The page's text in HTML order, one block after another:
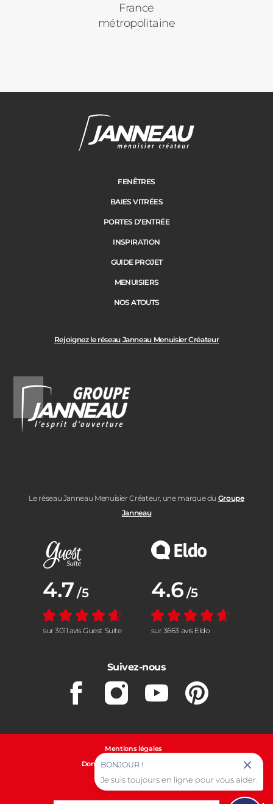
France
métropolitaine
Rejoignez le réseau Janneau Menuisier Créateur
Le réseau Janneau Menuisier Créateur, une marque du Groupe
Janneau
FENÊTRES
BAIES VITRÉES
PORTES D’ENTRÉE
INSPIRATION
GUIDE PROJET
MENUISIERS
NOS ATOUTS
Note moyenne :
4.7 /5
sur 3011 avis Guest Suite
Note moyenne :
4.6 /5
sur 3663 avis Eldo
Suivez-nous
FacebookInstagramYoutubePinterest
Mentions légales
Données personnelles et cookies
Gestion des cookies
BONJOUR !
Je suis toujours en ligne pour vous aider.